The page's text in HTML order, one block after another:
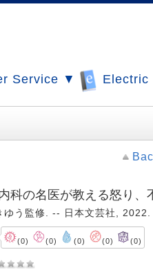
Service ▼ Electric
科の名医が教える怒り
ゆう監修. -- 日本文芸社,
(0) (0) (0) (0) (0)